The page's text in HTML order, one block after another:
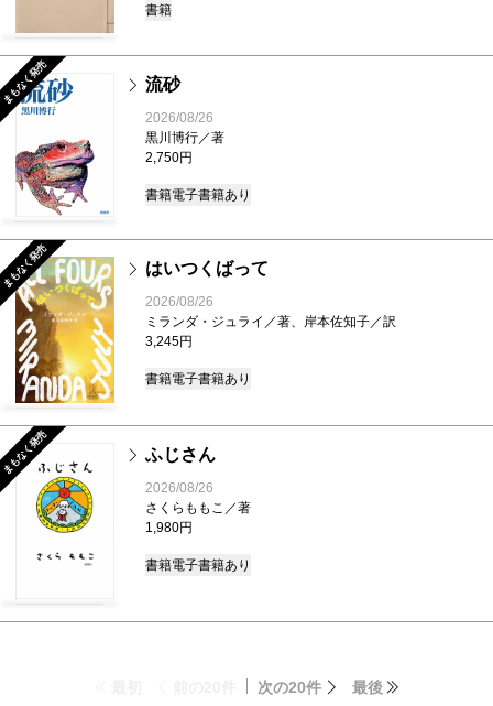
書籍
まもなく発売 流砂
2026/08/26
黒川博行／著
2,750円
書籍電子書籍あり
まもなく発売 はいつくばって
2026/08/26
ミランダ・ジュライ／著、岸本佐知子／訳
3,245円
書籍電子書籍あり
まもなく発売 ふじさん
2026/08/26
さくらももこ／著
1,980円
書籍電子書籍あり
次の20件 最後